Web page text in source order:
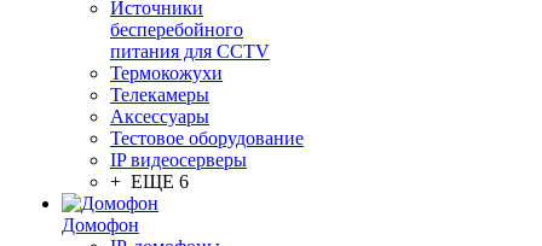
Источники
бесперебойного
питания для CCTV
Термокожухи
Телекамеры
Аксессуары
Тестовое оборудование
IP видеосерверы
+ ЕЩЕ 6
Домофон